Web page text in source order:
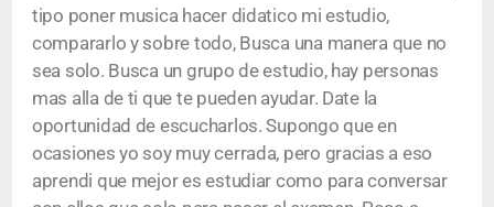
tipo poner musica hacer didatico mi estudio,
compararlo y sobre todo, Busca una manera que no
sea solo. Busca un grupo de estudio, hay personas
mas alla de ti que te pueden ayudar. Date la
oportunidad de escucharlos. Supongo que en
ocasiones yo soy muy cerrada, pero gracias a eso
aprendi que mejor es estudiar como para conversar